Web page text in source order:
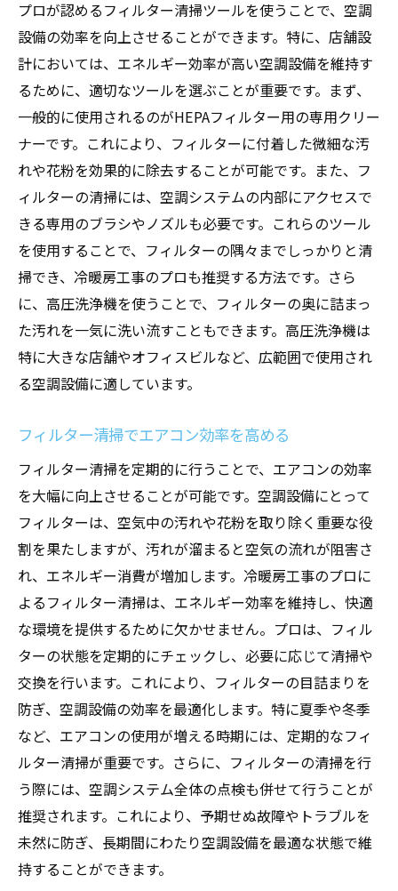
プロが認めるフィルター清掃ツールを使うことで、空調
設備の効率を向上させることができます。特に、店舗設
計においては、エネルギー効率が高い空調設備を維持す
るために、適切なツールを選ぶことが重要です。まず、
一般的に使用されるのがHEPAフィルター用の専用クリー
ナーです。これにより、フィルターに付着した微細な汚
れや花粉を効果的に除去することが可能です。また、フ
ィルターの清掃には、空調システムの内部にアクセスで
きる専用のブラシやノズルも必要です。これらのツール
を使用することで、フィルターの隅々までしっかりと清
掃でき、冷暖房工事のプロも推奨する方法です。さら
に、高圧洗浄機を使うことで、フィルターの奥に詰まっ
た汚れを一気に洗い流すこともできます。高圧洗浄機は
特に大きな店舗やオフィスビルなど、広範囲で使用され
る空調設備に適しています。
フィルター清掃でエアコン効率を高める
フィルター清掃を定期的に行うことで、エアコンの効率
を大幅に向上させることが可能です。空調設備にとって
フィルターは、空気中の汚れや花粉を取り除く重要な役
割を果たしますが、汚れが溜まると空気の流れが阻害さ
れ、エネルギー消費が増加します。冷暖房工事のプロに
よるフィルター清掃は、エネルギー効率を維持し、快適
な環境を提供するために欠かせません。プロは、フィル
ターの状態を定期的にチェックし、必要に応じて清掃や
交換を行います。これにより、フィルターの目詰まりを
防ぎ、空調設備の効率を最適化します。特に夏季や冬季
など、エアコンの使用が増える時期には、定期的なフィ
ルター清掃が重要です。さらに、フィルターの清掃を行
う際には、空調システム全体の点検も併せて行うことが
推奨されます。これにより、予期せぬ故障やトラブルを
未然に防ぎ、長期間にわたり空調設備を最適な状態で維
持することができます。